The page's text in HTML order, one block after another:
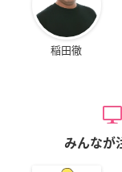
稲田徹
みんなが